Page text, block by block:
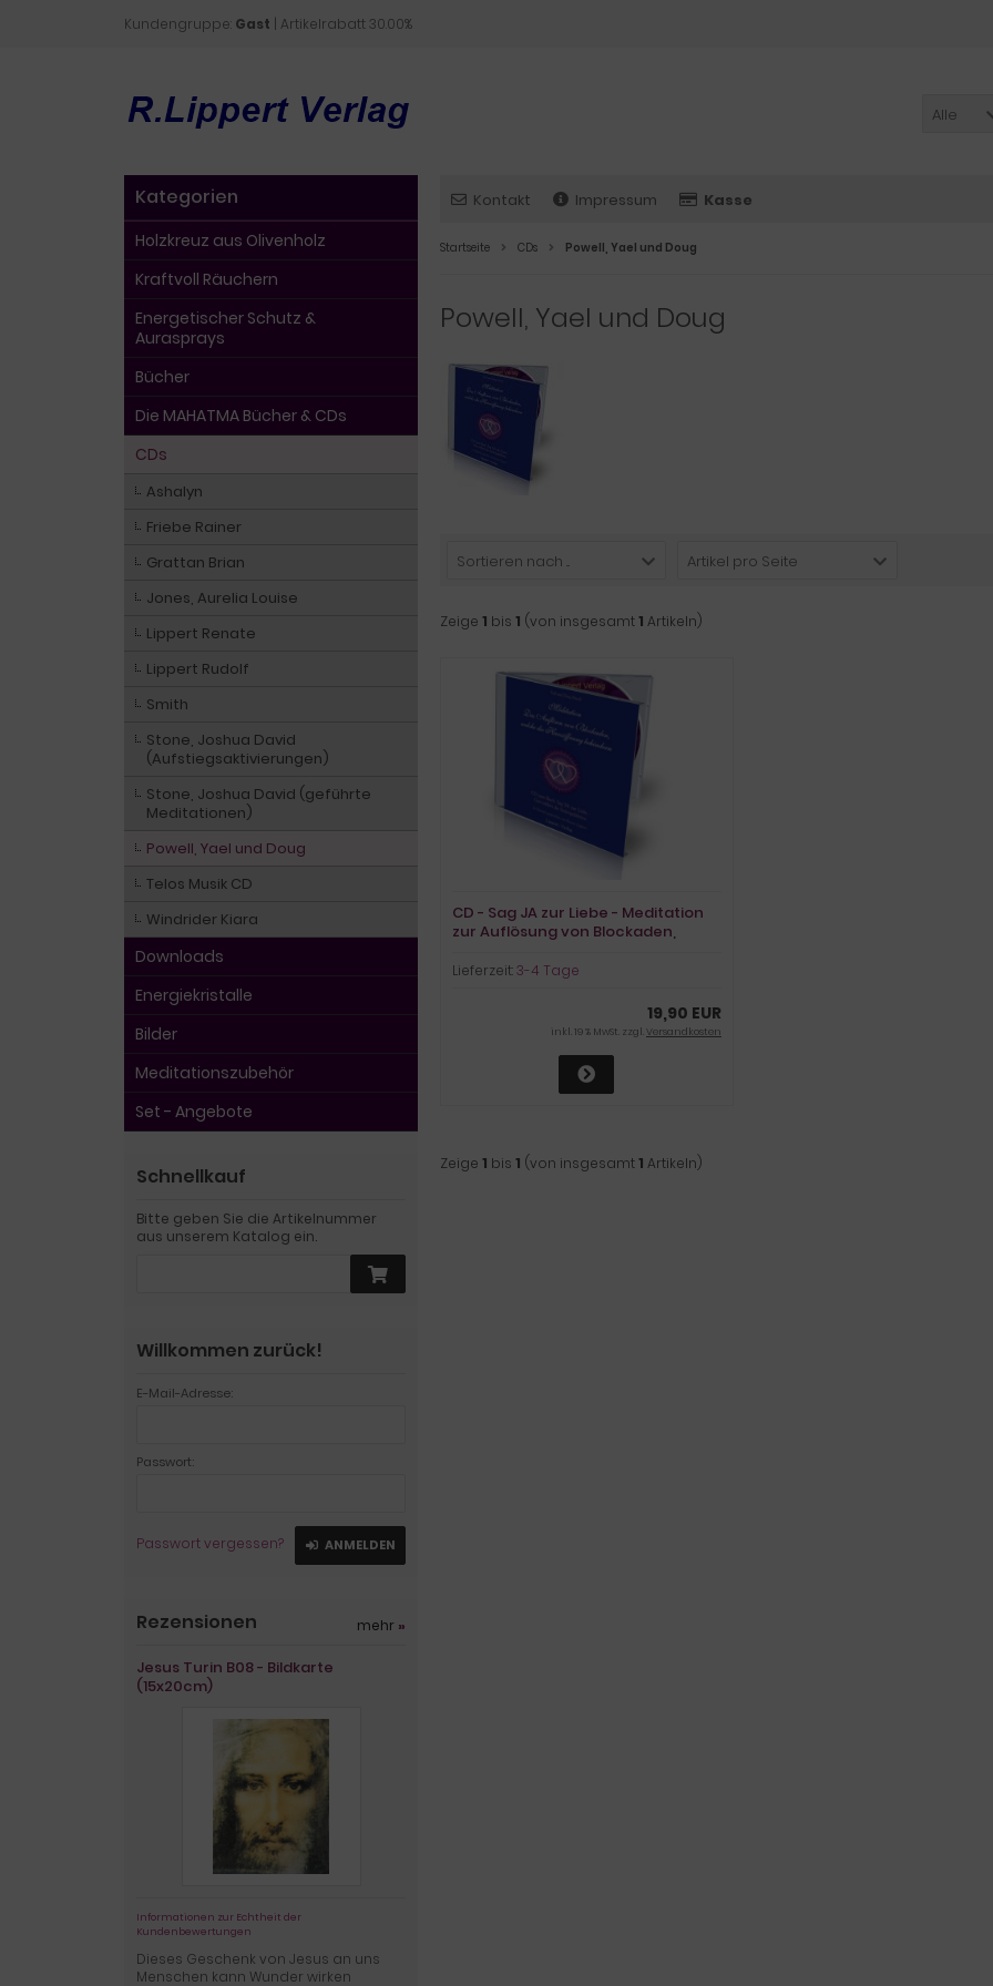
Kundengruppe: Gast | Artikelrabatt 30.00%
Alle
Kontakt Impressum Kasse
Startseite CDs Powell, Yael und Doug
Powell, Yael und Doug
Sortieren nach ... Artikel pro Seite
Zeige 1 bis 1 (von insgesamt1 Artikeln)
CD - Sag JA zur Liebe - Meditation
zur Auflösung von Blockaden,
Lieferzeit:3-4 Tage
19,90 EUR
inkl. 19 % MwSt. zzgl.Versandkosten
Zeige 1 bis 1 (von insgesamt1 Artikeln)
Kategorien
Holzkreuz aus Olivenholz
Kraftvoll Räuchern
Energetischer Schutz &
Aurasprays
Bücher
Die MAHATMA Bücher & CDs
CDs
Ashalyn
Friebe Rainer
Grattan Brian
Jones, Aurelia Louise
Lippert Renate
Lippert Rudolf
Smith
Stone, Joshua David
(Aufstiegsaktivierungen)
Stone, Joshua David (geführte
Meditationen)
Powell, Yael und Doug
Telos Musik CD
Windrider Kiara
Downloads
Energiekristalle
Bilder
Meditationszubehör
Set - Angebote
Schnellkauf
Bitte geben Sie die Artikelnummer
aus unserem Katalog ein.
Willkommen zurück!
E-Mail-Adresse:
Passwort:
Passwort vergessen? ANMELDEN
Rezensionen mehr »
Jesus Turin B08 - Bildkarte
(15x20cm)
Informationen zur Echtheit der
Kundenbewertungen
Dieses Geschenk von Jesus an uns
Menschen kann Wunder wirken